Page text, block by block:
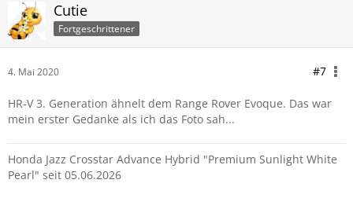
Cutie
Fortgeschrittener
4. Mai 2020 #7
HR-V 3. Generation ähnelt dem Range Rover Evoque. Das war
mein erster Gedanke als ich das Foto sah...
Honda Jazz Crosstar Advance Hybrid "Premium Sunlight White
Pearl" seit 05.06.2026